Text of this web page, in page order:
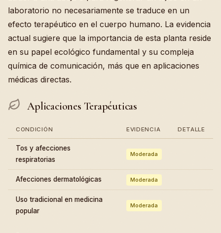
laboratorio no necesariamente se traduce en un
efecto terapéutico en el cuerpo humano. La evidencia
actual sugiere que la importancia de esta planta reside
en su papel ecológico fundamental y su compleja
química de comunicación, más que en aplicaciones
médicas directas.
Aplicaciones Terapéuticas
CONDICIÓN EVIDENCIA DETALLE
Tos y afecciones
respiratorias
Moderada
Afecciones dermatológicas Moderada
Uso tradicional en medicina
popular
Moderada